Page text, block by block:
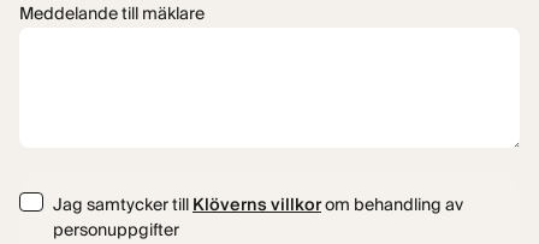
Meddelande till mäklare
ConsentJag samtycker till Klöverns villkorom behandling av
personuppgifter